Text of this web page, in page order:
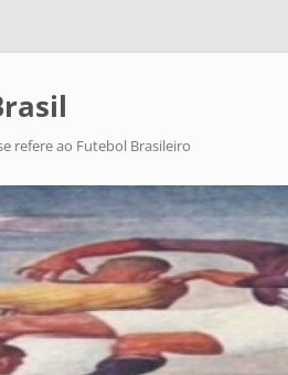
refere ao Futebol Brasileiro